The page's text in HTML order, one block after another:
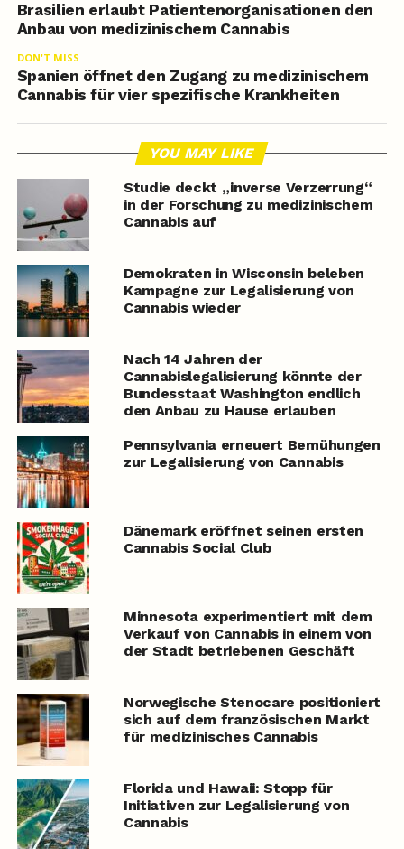
Brasilien erlaubt Patientenorganisationen den
Anbau von medizinischem Cannabis
DON'T MISS
Spanien öffnet den Zugang zu medizinischem
Cannabis für vier spezifische Krankheiten
YOU MAY LIKE
Studie deckt „inverse Verzerrung“
in der Forschung zu medizinischem
Cannabis auf
Demokraten in Wisconsin beleben
Kampagne zur Legalisierung von
Cannabis wieder
Nach 14 Jahren der
Cannabislegalisierung könnte der
Bundesstaat Washington endlich
den Anbau zu Hause erlauben
Pennsylvania erneuert Bemühungen
zur Legalisierung von Cannabis
Dänemark eröffnet seinen ersten
Cannabis Social Club
Minnesota experimentiert mit dem
Verkauf von Cannabis in einem von
der Stadt betriebenen Geschäft
Norwegische Stenocare positioniert
sich auf dem französischen Markt
für medizinisches Cannabis
Florida und Hawaii: Stopp für
Initiativen zur Legalisierung von
Cannabis